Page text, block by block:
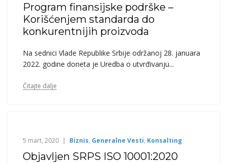
Program finansijske podrške –
Korišćenjem standarda do
konkurentnijih proizvoda
Na sednici Vlade Republike Srbije održanoj 28. januara
2022. godine doneta je Uredba o utvrđivanju...
Čitajte dalje
5 mart, 2020 Biznis, Generalne Vesti, Konsalting
Objavljen SRPS ISO 10001:2020